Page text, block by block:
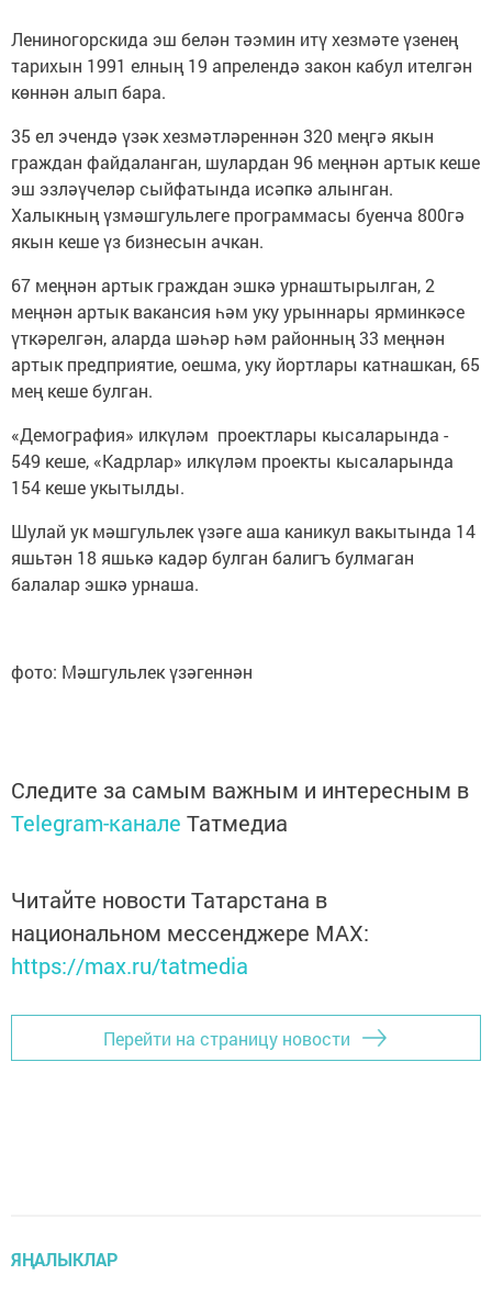
Лениногорскида эш белән тәэмин итү хезмәте үзенең
тарихын 1991 елның 19 апрелендә закон кабул ителгән
көннән алып бара.
35 ел эчендә үзәк хезмәтләреннән 320 меңгә якын
граждан файдаланган, шулардан 96 меңнән артык кеше
эш эзләүчеләр сыйфатында исәпкә алынган.
Халыкның үзмәшгульлеге программасы буенча 800гә
якын кеше үз бизнесын ачкан.
67 меңнән артык граждан эшкә урнаштырылган, 2
меңнән артык вакансия һәм уку урыннары ярминкәсе
үткәрелгән, аларда шәһәр һәм районның 33 меңнән
артык предприятие, оешма, уку йортлары катнашкан, 65
мең кеше булган.
«Демография» илкүләм проектлары кысаларында -
549 кеше, «Кадрлар» илкүләм проекты кысаларында
154 кеше укытылды.
Шулай ук мәшгульлек үзәге аша каникул вакытында 14
яшьтән 18 яшькә кадәр булган балигъ булмаган
балалар эшкә урнаша.
фото: Мәшгульлек үзәгеннән
Следите за самым важным и интересным в
Telegram-канале Татмедиа
Читайте новости Татарстана в
национальном мессенджере MАХ:
https://max.ru/tatmedia
Перейти на страницу новости
ЯҢАЛЫКЛАР